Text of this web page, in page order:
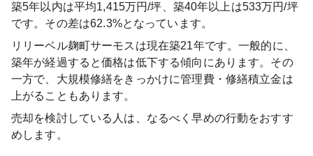
築5年以内は平均1,415万円/坪、築40年以上は533万円/坪
です。その差は62.3%となっています。
リリーベル麹町サーモス は現在築21年です。一般的に、
築年が経過すると価格は低下する傾向にあります。その
一方で、大規模修繕をきっかけに管理費・修繕積立金は
上がることもあります。
売却を検討している人は、なるべく早めの行動をおすす
めします。